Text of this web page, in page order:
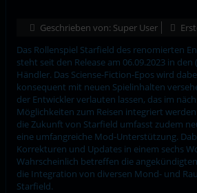
Geschrieben von: Super User
Das Rollenspiel Starfield des renomierten
steht seit den Release am 06.09.2023 in
Händler. Das Sciense-Fiction-Epos wird
konsequent mit neuen Spielinhalten
der Entwickler verlauten lassen, das im
Möglichkeiten zum Reisen integriert
die Zukunft von Starfield umfasst zudem
eine umfangreiche Mod-Unterstützung.
Korrekturen und Updates in einem sechs
Wahrscheinlich betreffen die
die Integration von diversen Mond- und
Starfield.